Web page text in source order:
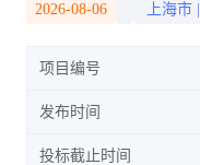
2026-08-06 上海市
项目编号
发布时间
投标截止时间